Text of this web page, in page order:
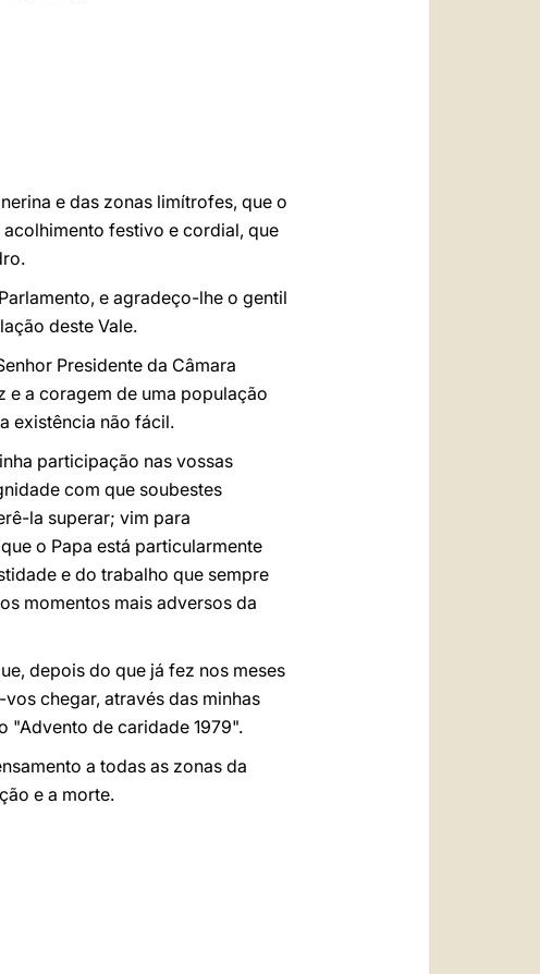
e das zonas limítrofes, que o
festivo e cordial, que
e agradeço-lhe o gentil
deste Vale.
Presidente da Câmara
e a coragem de uma população
existência não fácil.
participação nas vossas
com que soubestes
la superar; vim para
o Papa está particularmente
e do trabalho que sempre
momentos mais adversos da
depois do que já fez nos meses
chegar, através das minhas
"Advento de caridade 1979".
a todas as zonas da
e a morte.